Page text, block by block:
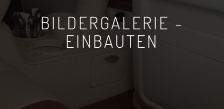
BILDERGALERIE -
EINBAUTEN